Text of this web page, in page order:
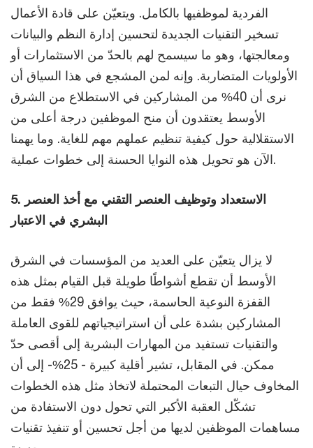
الفردية لموظفيها بالكامل. ويتعيّن على قادة الأعمال
تسخير التقنيات الجديدة لتحسين إدارة النظم والبيانات
ومعالجتها، وهو ما سيسمح لهم بالحدّ من الاستثمارات أو
الأولويات المتضاربة. وإنه لمن المشجع في هذا السياق أن
نرى أن 40% من المشاركين في الاستطلاع من الشرق
الأوسط يعتقدون أن منح الموظفين درجة أعلى من
الاستقلالية حول كيفية تنظيم عملهم مهم للغاية. وما يهمنا
الآن هو تحويل هذه النوايا الحسنة إلى خطوات عملية.
5. الاستعداد وتوظيف العنصر التقني مع أخذ العنصر
البشري في الاعتبار
لا يزال يتعيّن على العديد من المؤسسات في الشرق
الأوسط أن تقطع أشواطًا طويلة قبل القيام بمثل هذه
القفزة النوعية الحاسمة، حيث يوافق 29% فقط من
المشاركين بشدة على أن استراتيجياتهم للقوى العاملة
والتقنيات تستفيد من المهارات البشرية إلى أقصى حدّ
ممكن. في المقابل، تشير أقلية كبيرة - 25%- إلى أن
المخاوف حيال التبعات المحتملة لاتخاذ مثل هذه الخطوات
تشكّل العقبة الأكبر التي تحول دون الاستفادة من
مساهمات الموظفين لديها من أجل تحسين أو تنفيذ تقنيات